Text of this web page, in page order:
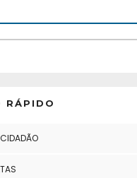
RÁPIDO